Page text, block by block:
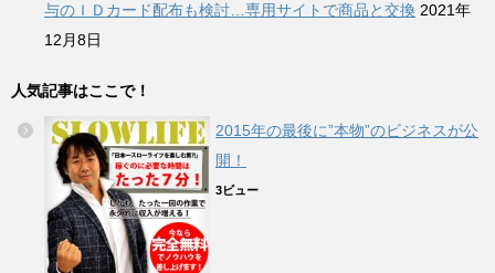
与のＩＤカード配布も検討…専用サイトで商品と交換 2021年
12月8日
人気記事はここで！
2015年の最後に”本物”のビジネスが公
開！
3ビュー